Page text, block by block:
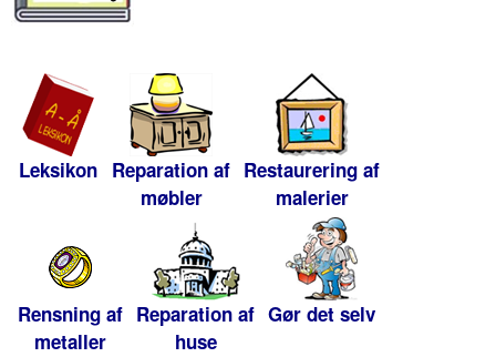
Leksikon Reparation af
møbler
Restaurering af
malerier
Rensning af
metaller
Reparation af
huse
Gør det selv